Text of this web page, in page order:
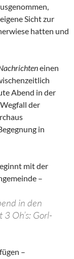
Sicht zur
hatten und
einen
Abend in der
der
in
mit der
–
in den
Oh’s: Gorl-
–